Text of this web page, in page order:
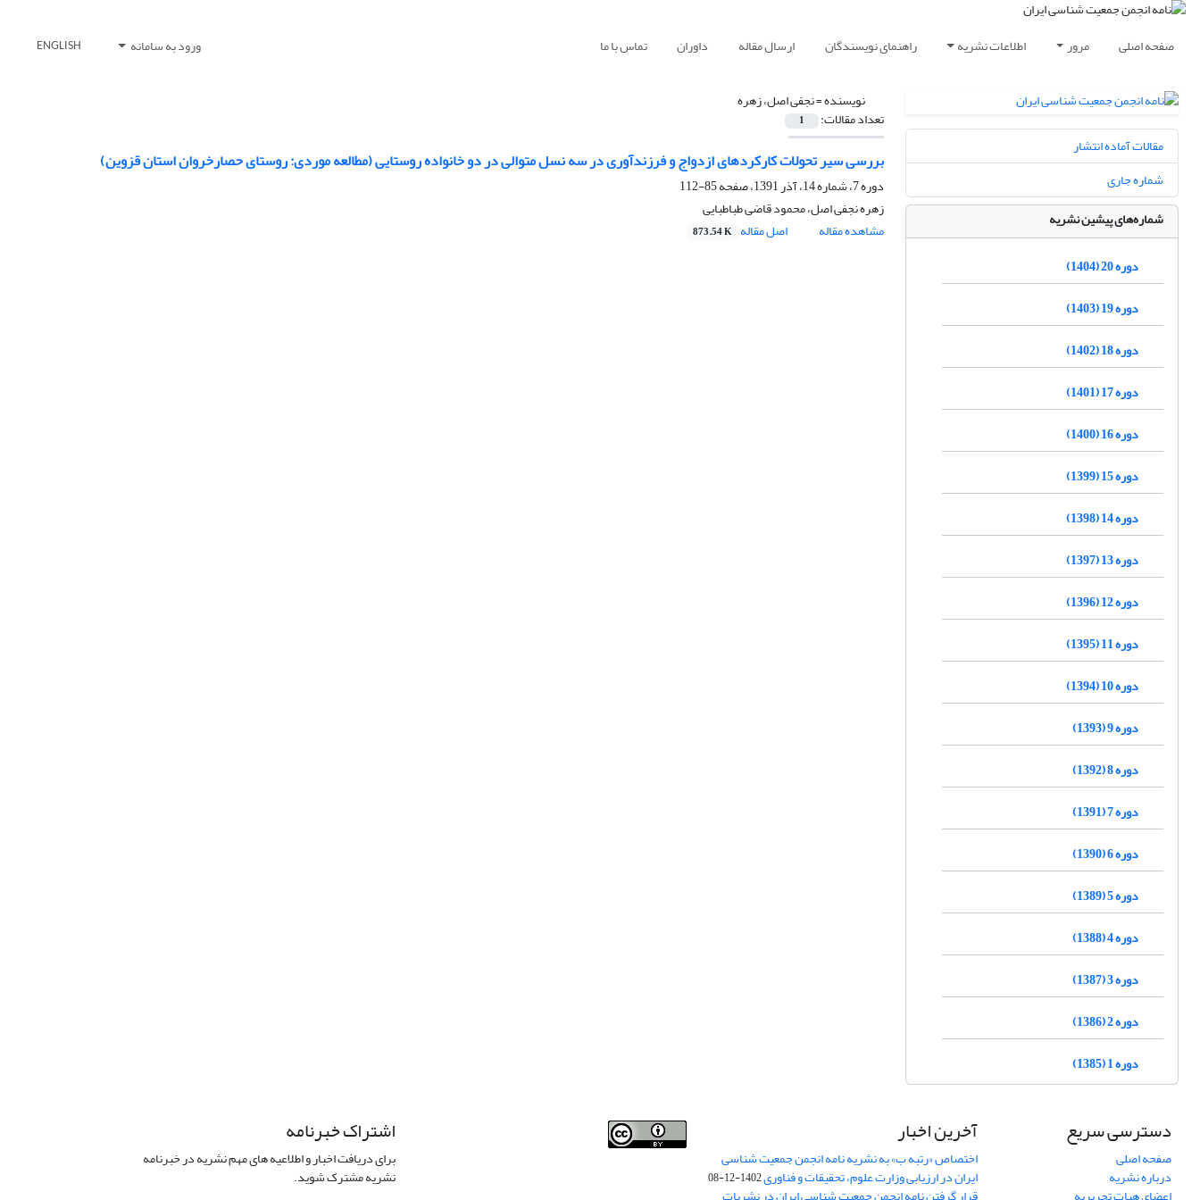
صفحه اصلی مرور اطلاعات نشریه راهنمای نویسندگان ارسال مقاله داوران تماس با ما ورود به سامانه ENGLISH
نویسنده =نجفی اصل، زهره
تعداد مقالات: 1
بررسی سیر تحولات کارکردهای ازدواج و فرزندآوری در سه نسل متوالی در دو خانواده روستایی (مطالعه موردی: روستای حصارخروان استان قزوین)
دوره 7، شماره 14، آذر 1391، صفحه
85-112
زهره نجفی اصل، محمود قاضی طباطبایی
مشاهده مقاله
اصل مقاله 873.54 K
مقالات آماده انتشار
شماره جاری
شماره‌های پیشین نشریه
دوره 20 (1404)
دوره 19 (1403)
دوره 18 (1402)
دوره 17 (1401)
دوره 16 (1400)
دوره 15 (1399)
دوره 14 (1398)
دوره 13 (1397)
دوره 12 (1396)
دوره 11 (1395)
دوره 10 (1394)
دوره 9 (1393)
دوره 8 (1392)
دوره 7 (1391)
دوره 6 (1390)
دوره 5 (1389)
دوره 4 (1388)
دوره 3 (1387)
دوره 2 (1386)
دوره 1 (1385)
دسترسی سریع
صفحه اصلی
درباره نشریه
آخرین اخبار
اختصاص «رتبه ب» به نشریه نامه انجمن جمعیت شناسی
ایران در ارزیابی وزارت علوم، تحقیقات و فناوری1402-12-08
اشتراک خبرنامه
برای دریافت اخبار و اطلاعیه های مهم نشریه در خبرنامه
نشریه مشترک شوید.